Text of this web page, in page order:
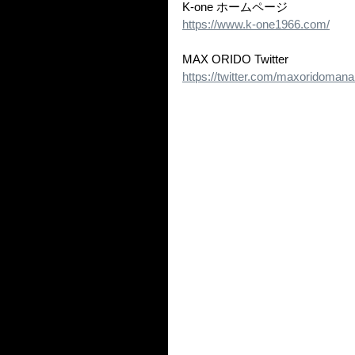
K-one ホームページ
https://www.k-one1966.com/
MAX ORIDO Twitter
https://twitter.com/